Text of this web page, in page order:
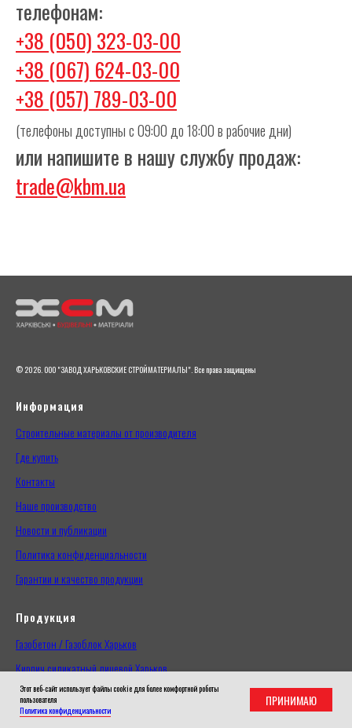
телефонам:
+38 (050) 323-03-00
+38 (067) 624-03-00
+38 (057) 789-03-00
(телефоны доступны с 09:00 до 18:00 в рабочие дни)
или напишите в нашу службу продаж:
trade@kbm.ua
© 2026. ООО "ЗАВОД ХАРЬКОВСКИЕ СТРОЙМАТЕРИАЛЫ". Все права защищены
Информация
Строительные материалы от производителя
Где купить
Контакты
Наше производство
Новости и публикации
Политика конфиденциальности
Гарантии и качество продукции
Продукция
Газобетон / Газоблок Харьков
Кирпич силикатный лицевой Харьков
Кирпич силикатный рядовой Харьков
Сухие строительные смеси Харьков
Этот веб-сайт использует файлы cookie для более комфортной роботы
пользователя
Политика конфиденциальности
ПРИНИМАЮ